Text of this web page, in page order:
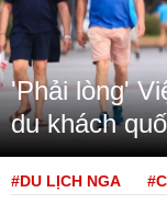
'Phải lòng'
du khách
#DU LỊCH NGA